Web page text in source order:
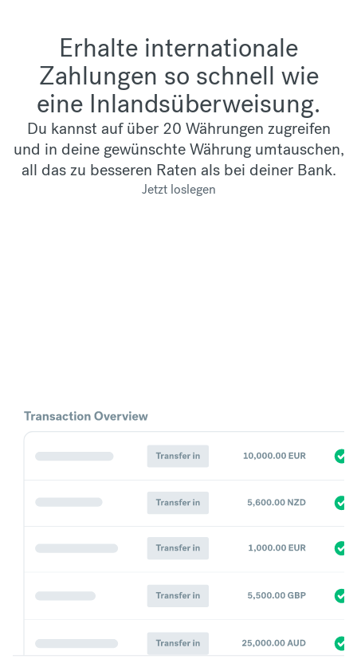
Erhalte internationale
Zahlungen so schnell wie
eine Inlandsüberweisung.
Du kannst auf über 20 Währungen zugreifen
und in deine gewünschte Währung umtauschen,
all das zu besseren Raten als bei deiner Bank.
Jetzt loslegen